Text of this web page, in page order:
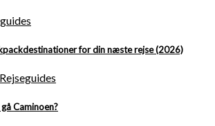
for din næste rejse (2026)
Rejseguides
Caminoen?